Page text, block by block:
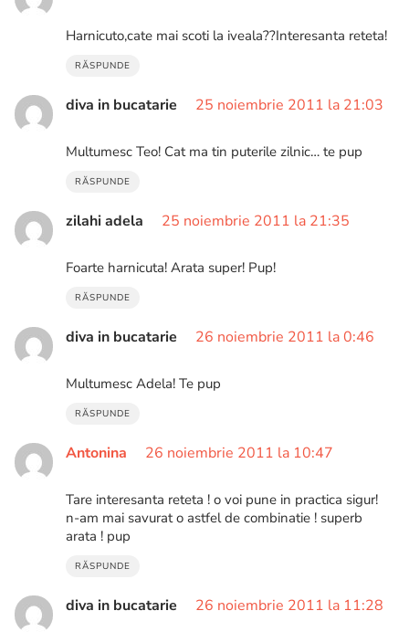
Harnicuto,cate mai scoti la iveala??Interesanta reteta!
RĂSPUNDE
diva in bucatarie 25 noiembrie 2011 la 21:03
Multumesc Teo! Cat ma tin puterile zilnic… te pup
RĂSPUNDE
zilahi adela 25 noiembrie 2011 la 21:35
Foarte harnicuta! Arata super! Pup!
RĂSPUNDE
diva in bucatarie 26 noiembrie 2011 la 0:46
Multumesc Adela! Te pup
RĂSPUNDE
Antonina 26 noiembrie 2011 la 10:47
Tare interesanta reteta ! o voi pune in practica sigur!
n-am mai savurat o astfel de combinatie ! superb
arata ! pup
RĂSPUNDE
diva in bucatarie 26 noiembrie 2011 la 11:28